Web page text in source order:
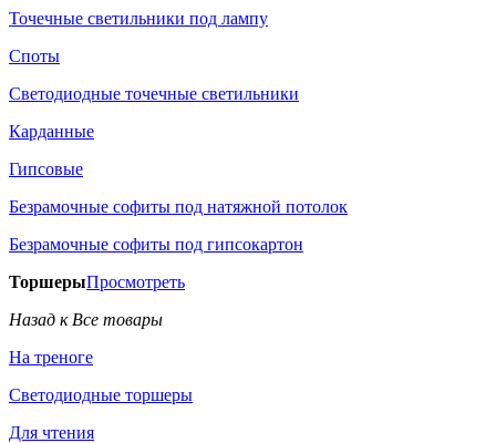
Точечные светильники под лампу
Споты
Светодиодные точечные светильники
Карданные
Гипсовые
Безрамочные софиты под натяжной потолок
Безрамочные софиты под гипсокартон
ТоршерыПросмотреть
Назад к Все товары
На треноге
Светодиодные торшеры
Для чтения